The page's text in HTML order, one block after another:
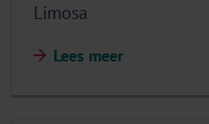
Limosa
Lees meer